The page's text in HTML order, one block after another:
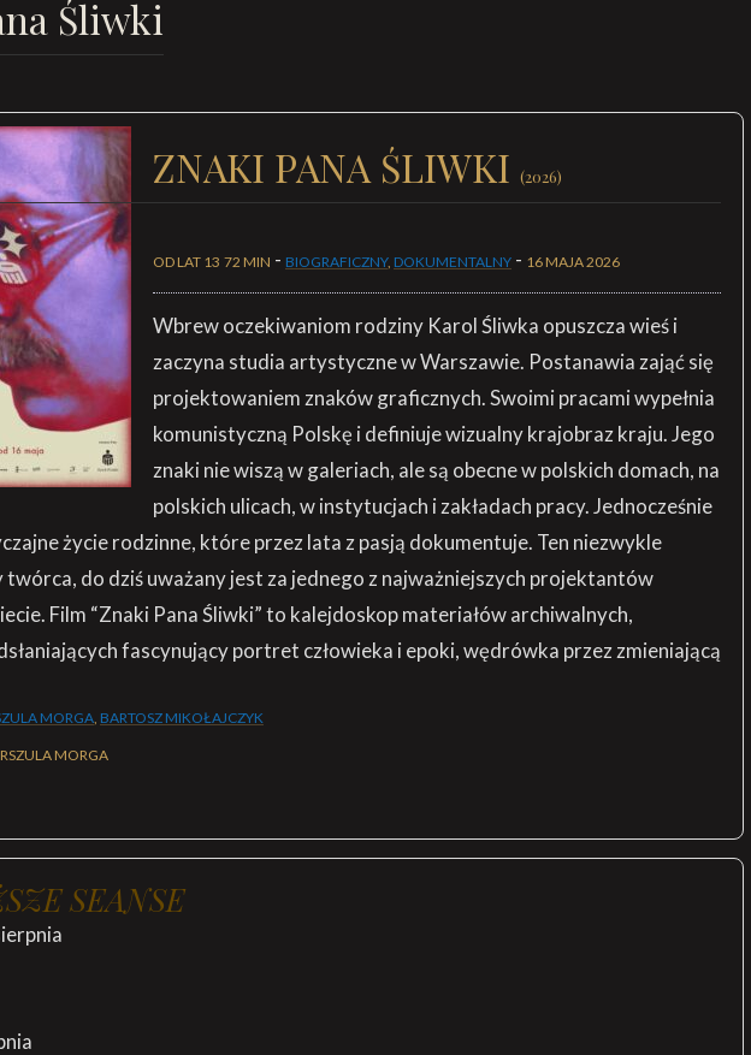
Śliwki
ZNAKI PANA ŚLIWKI (2026)
OD LAT 13 72 MIN - BIOGRAFICZNY, DOKUMENTALNY - 16 MAJA 2026
Wbrew oczekiwaniom rodziny Karol Śliwka opuszcza wieś i
zaczyna studia artystyczne w Warszawie. Postanawia zająć się
projektowaniem znaków graficznych. Swoimi pracami wypełnia
komunistyczną Polskę i definiuje wizualny krajobraz kraju. Jego
znaki nie wiszą w galeriach, ale są obecne w polskich domach, na
polskich ulicach, w instytucjach i zakładach pracy. Jednocześnie
życie rodzinne, które przez lata z pasją dokumentuje. Ten niezwykle
do dziś uważany jest za jednego z najważniejszych projektantów
Film “Znaki Pana Śliwki” to kalejdoskop materiałów archiwalnych,
fascynujący portret człowieka i epoki, wędrówka przez zmieniającą
MORGA, BARTOSZ MIKOŁAJCZYK
MORGA
SEANSE